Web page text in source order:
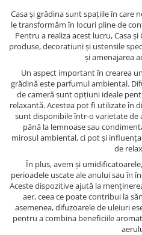
Casa și grădina sunt spațiile în care
le transformăm în locuri pline de
Pentru a realiza acest lucru, Casa
produse, decoratiuni și ustensile
și amenajarea
Un aspect important în crearea
grădină este parfumul ambiental.
de cameră sunt opțiuni ideale
relaxantă. Acestea pot fi utilizate în
sunt disponibile într-o varietate de
până la lemnoase sau
mirosul ambiental, ci pot și
de
În plus, avem și
perioadele uscate ale anului sau în
Aceste dispozitive ajută la
aer, ceea ce poate contribui la
asemenea, difuzoarele de uleiuri
pentru a combina beneficiile